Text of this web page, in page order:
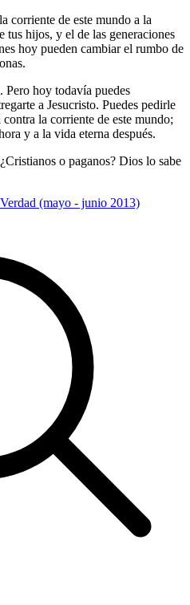
corriente de este mundo a la
hijos, y el de las generaciones
hoy pueden cambiar el rumbo de
Pero hoy todavía puedes
a Jesucristo. Puedes pedirle
la corriente de este mundo;
y a la vida eterna después.
o paganos? Dios lo sabe
(mayo - junio 2013)